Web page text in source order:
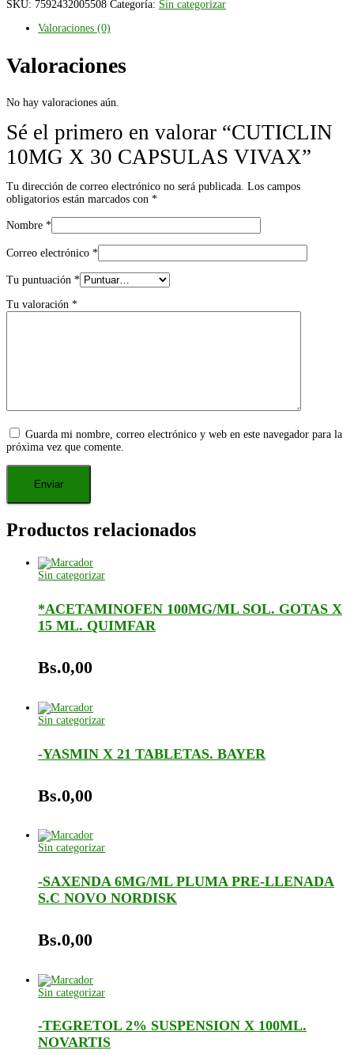
SKU: 7592432005508 Categoría: Sin categorizar
Valoraciones (0)
Valoraciones
No hay valoraciones aún.
Sé el primero en valorar “CUTICLIN
10MG X 30 CAPSULAS VIVAX”
Tu dirección de correo electrónico no será publicada. Los campos
obligatorios están marcados con *
Nombre *
Correo electrónico *
Tu puntuación *
Tu valoración *
Guarda mi nombre, correo electrónico y web en este navegador para la
próxima vez que comente.
Productos relacionados
Sin categorizar
*ACETAMINOFEN 100MG/ML SOL. GOTAS X
15 ML. QUIMFAR
Bs.0,00
Sin categorizar
-YASMIN X 21 TABLETAS. BAYER
Bs.0,00
Sin categorizar
-SAXENDA 6MG/ML PLUMA PRE-LLENADA
S.C NOVO NORDISK
Bs.0,00
Sin categorizar
-TEGRETOL 2% SUSPENSION X 100ML.
NOVARTIS